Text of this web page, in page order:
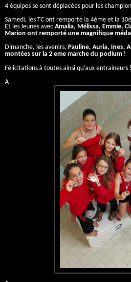
4 équipes se sont déplacées pour les
Samedi, les TC ont remporté la 4ème et la
Et les Jeunes avec Amalia, Mélissa, Emmie,
Marion ont remporté une magnifique
Dimanche, les avenirs, Pauline, Auria, Ines,
montées sur la 2 eme marche du podium !
Félicitations à toutes ainsi qu’aux entraineurs !
A